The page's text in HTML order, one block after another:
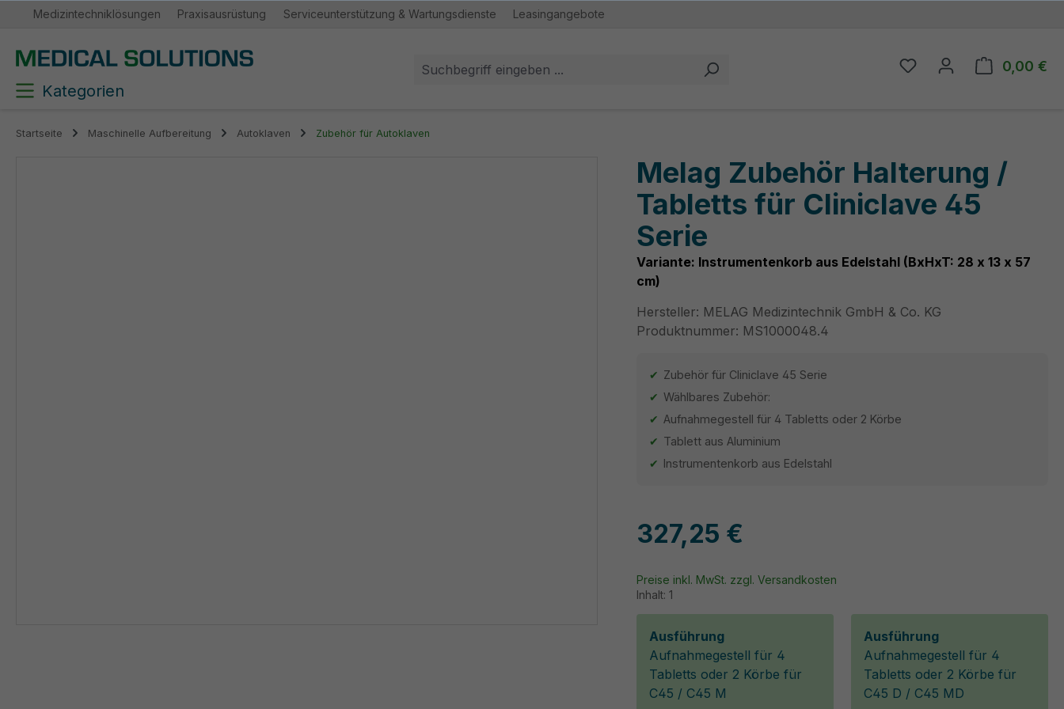
Zur Hauptnavigation springen
Medizintechniklösungen Praxisausrüstung Serviceunterstützung & Wartungsdienste Leasingangebote
Du hast 0 Produkte
0,00 €
Kategorien
Startseite Maschinelle Aufbereitung Autoklaven Zubehör für Autoklaven
Melag Zubehör Halterung /
Tabletts für Cliniclave 45
Serie
Variante: Instrumentenkorb aus Edelstahl (BxHxT: 28 x 13 x 57
cm)
Hersteller: MELAG Medizintechnik GmbH & Co. KG
Produktnummer: MS1000048.4
Zubehör für Cliniclave 45 Serie
Wählbares Zubehör:
Aufnahmegestell für 4 Tabletts oder 2 Körbe
Tablett aus Aluminium
Instrumentenkorb aus Edelstahl
327,25 €
Inhalt: 1
Preise inkl. MwSt. zzgl. Versandkosten
Ausführung
Aufnahmegestell für 4
Tabletts oder 2 Körbe für
C45 / C45 M
Ausführung
Aufnahmegestell für 4
Tabletts oder 2 Körbe für
C45 D / C45 MD